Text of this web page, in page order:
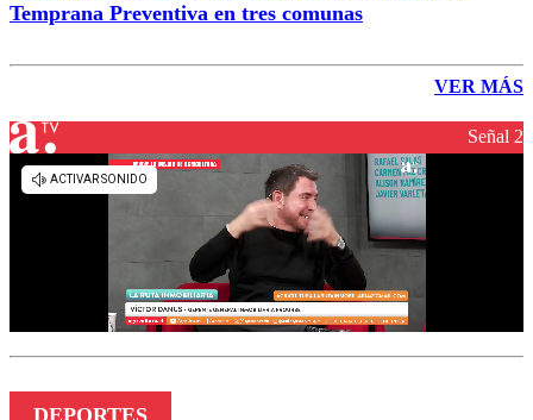
Temprana Preventiva en tres comunas
VER MÁS
Señal 2
DEPORTES